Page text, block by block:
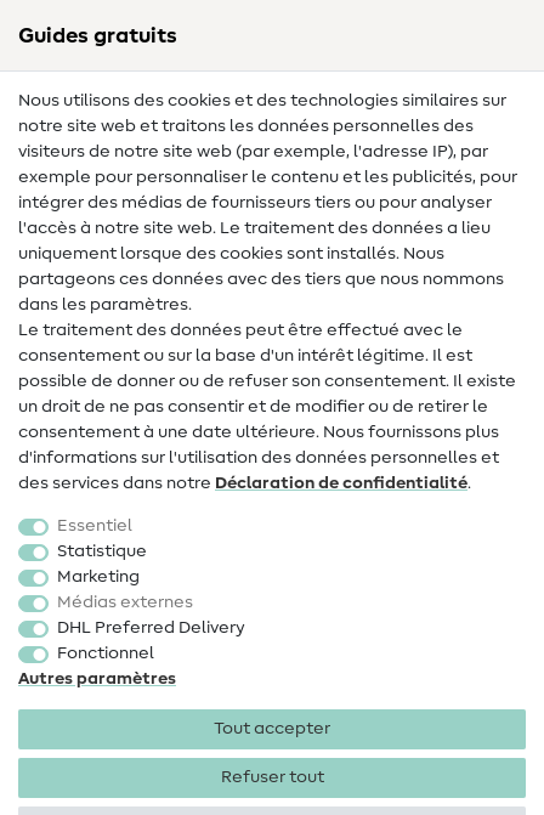
Guides gratuits
Lexique de couture
Tutos de couture
Aide & contact
Contact
Changement de propriétaire
FAQ
Droit de rétractation
Populaire
Accessoires de couture
Promotions
Nous utilisons des cookies et des technologies similaires sur
notre site web et traitons les données personnelles des
visiteurs de notre site web (par exemple, l'adresse IP), par
exemple pour personnaliser le contenu et les publicités, pour
intégrer des médias de fournisseurs tiers ou pour analyser
l'accès à notre site web. Le traitement des données a lieu
uniquement lorsque des cookies sont installés. Nous
partageons ces données avec des tiers que nous nommons
dans les paramètres.
Le traitement des données peut être effectué avec le
consentement ou sur la base d'un intérêt légitime. Il est
possible de donner ou de refuser son consentement. Il existe
un droit de ne pas consentir et de modifier ou de retirer le
consentement à une date ultérieure. Nous fournissons plus
d'informations sur l'utilisation des données personnelles et
des services dans notre Déclaration de confidentialité.
Essentiel
Statistique
Marketing
Médias externes
DHL Preferred Delivery
Fonctionnel
Autres paramètres
Tout accepter
Refuser tout
Mentions légales Protection des données CGV
Droit